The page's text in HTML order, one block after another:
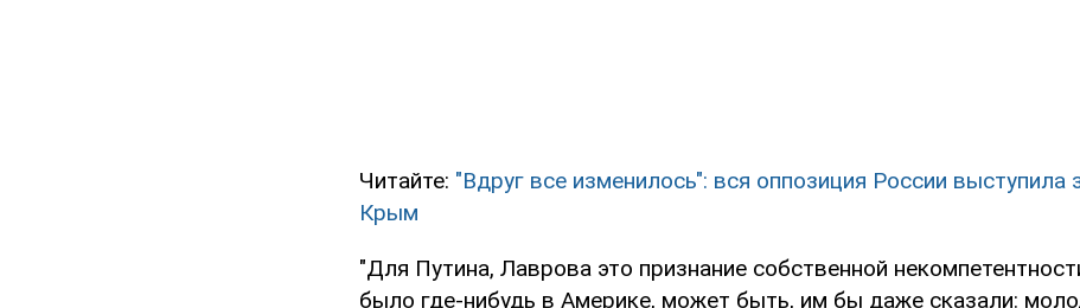
Читайте: "Вдруг все изменилось": вся оппозиция России выступила
Крым
"Для Путина, Лаврова это признание собственной
было где-нибудь в Америке, может быть, им бы даже сказали: